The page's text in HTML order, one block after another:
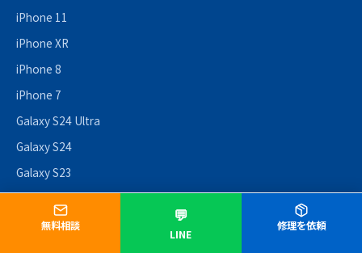
iPhone 11
iPhone XR
iPhone 8
iPhone 7
Galaxy S24 Ultra
Galaxy S24
Galaxy S23
AQUOS sense8
対応機種一覧（112機種）→
無料相談
💬
LINE
修理を依頼